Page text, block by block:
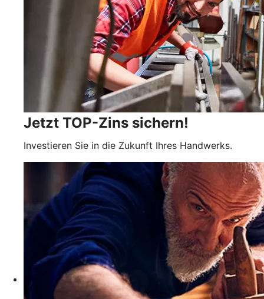
Jetzt TOP-Zins sichern!
Investieren Sie in die Zukunft Ihres Handwerks.